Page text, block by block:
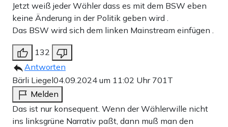
Jetzt weiß jeder Wähler dass es mit dem BSW eben
keine Änderung in der Politik geben wird .
Das BSW wird sich dem linken Mainstream einfügen .
132
Antworten
Bärli Liegel04.09.2024 um 11:02 Uhr 701T
Melden
Das ist nur konsequent. Wenn der Wählerwille nicht
ins linksgrüne Narrativ paßt, dann muß man den